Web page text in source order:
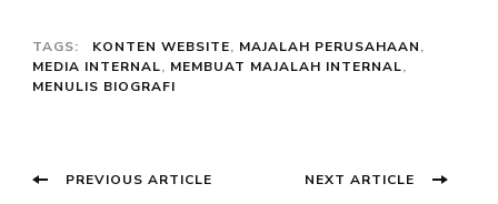
TAGS: KONTEN WEBSITE, MAJALAH PERUSAHAAN,
MEDIA INTERNAL, MEMBUAT MAJALAH INTERNAL,
MENULIS BIOGRAFI
PostPREVIOUS ARTICLE NEXT ARTICLE Next